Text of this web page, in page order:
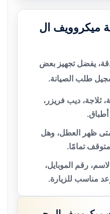
ميكروويف ال
يفضل تجهيز بعض
طلب الصيانة.
ثلاجة، ديب فريزر،
ظهر العطل، وهل
متوقف تمامًا.
الاسم، رقم الموبايل،
مناسب للزيارة.